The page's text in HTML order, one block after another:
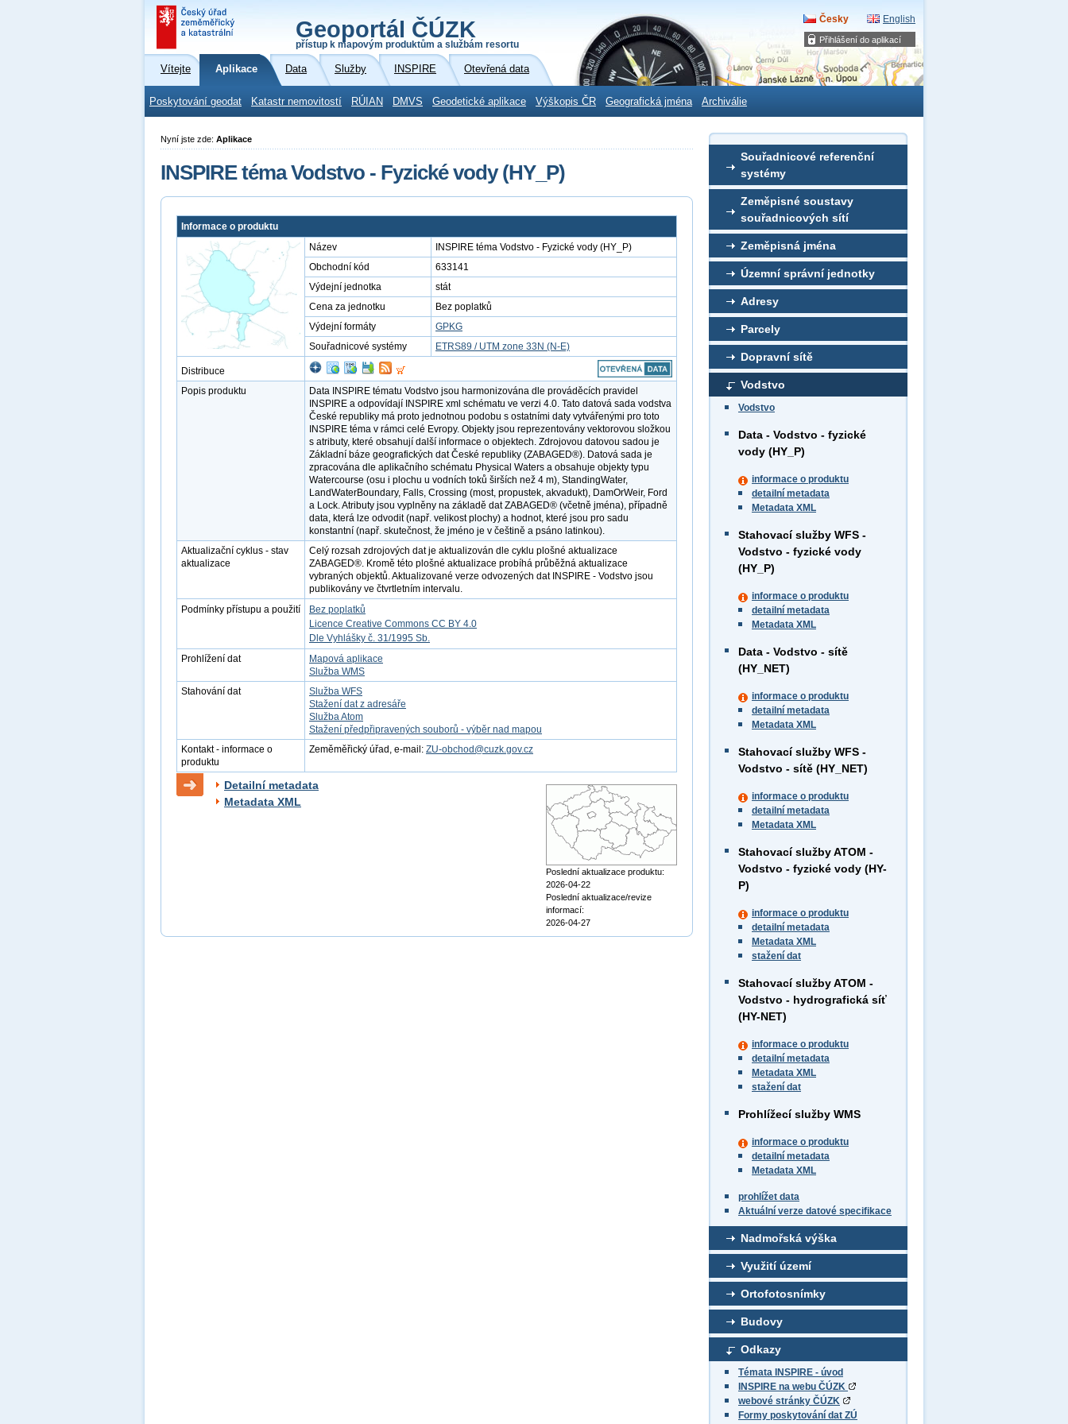
Přihlášení do aplikací
Geoportál ČÚZK
přístup k mapovým produktům a službám resortu
Česky English
Vítejte Aplikace Data Služby INSPIRE Otevřená data
Poskytování geodat Katastr nemovitostí RÚIAN DMVS Geodetické aplikace Výškopis ČR Geografická jména Archiválie
Souřadnicové referenční
systémy
Zeměpisné soustavy
souřadnicových sítí
Zeměpisná jména
Územní správní jednotky
Adresy
Parcely
Dopravní sítě
Vodstvo
Vodstvo
Data - Vodstvo - fyzické
vody (HY_P)
informace o produktu
detailní metadata
Metadata XML
Stahovací služby WFS -
Vodstvo - fyzické vody
(HY_P)
informace o produktu
detailní metadata
Metadata XML
Data - Vodstvo - sítě
(HY_NET)
informace o produktu
detailní metadata
Metadata XML
Stahovací služby WFS -
Vodstvo - sítě (HY_NET)
informace o produktu
detailní metadata
Metadata XML
Stahovací služby ATOM -
Vodstvo - fyzické vody (HY-
P)
informace o produktu
detailní metadata
Metadata XML
stažení dat
Stahovací služby ATOM -
Vodstvo - hydrografická síť
(HY-NET)
informace o produktu
detailní metadata
Metadata XML
stažení dat
Prohlížecí služby WMS
informace o produktu
detailní metadata
Metadata XML
prohlížet data
Aktuální verze datové specifikace
Nadmořská výška
Využití území
Ortofotosnímky
Budovy
Odkazy
Témata INSPIRE - úvod
INSPIRE na webu ČÚZK
webové stránky ČÚZK
Formy poskytování dat ZÚ
Nyní jste zde: Aplikace
INSPIRE téma Vodstvo - Fyzické vody (HY_P)
Informace o produktu
Název
INSPIRE téma Vodstvo - Fyzické vody (HY_P)
Obchodní kód
633141
Výdejní jednotka
stát
Cena za jednotku
Bez poplatků
Výdejní formáty
GPKG
Souřadnicové systémy
ETRS89 / UTM zone 33N (N-E)
Distribuce
Popis produktu
Data INSPIRE tématu Vodstvo jsou harmonizována dle prováděcích pravidel
INSPIRE a odpovídají INSPIRE xml schématu ve verzi 4.0. Tato datová sada vodstva
České republiky má proto jednotnou podobu s ostatními daty vytvářenými pro toto
INSPIRE téma v rámci celé Evropy. Objekty jsou reprezentovány vektorovou složkou
s atributy, které obsahují další informace o objektech. Zdrojovou datovou sadou je
Základní báze geografických dat České republiky (ZABAGED®). Datová sada je
zpracována dle aplikačního schématu Physical Waters a obsahuje objekty typu
Watercourse (osu i plochu u vodních toků širších než 4 m), StandingWater,
LandWaterBoundary, Falls, Crossing (most, propustek, akvadukt), DamOrWeir, Ford
a Lock. Atributy jsou vyplněny na základě dat ZABAGED® (včetně jména), případně
data, která lze odvodit (např. velikost plochy) a hodnot, které jsou pro sadu
konstantní (např. skutečnost, že jméno je v češtině a psáno latinkou).
Aktualizační cyklus - stav
aktualizace
Celý rozsah zdrojových dat je aktualizován dle cyklu plošné aktualizace
ZABAGED®. Kromě této plošné aktualizace probíhá průběžná aktualizace
vybraných objektů. Aktualizované verze odvozených dat INSPIRE - Vodstvo jsou
publikovány ve čtvrtletním intervalu.
Podmínky přístupu a použití
Bez poplatků
Licence Creative Commons CC BY 4.0
Dle Vyhlášky č. 31/1995 Sb.
Prohlížení dat
Mapová aplikace
Služba WMS
Stahování dat
Služba WFS
Stažení dat z adresáře
Služba Atom
Stažení předpřipravených souborů - výběr nad mapou
Kontakt - informace o
produktu
Zeměměřický úřad, e-mail: ZU-obchod@cuzk.gov.cz
Detailní metadata
Metadata XML
Poslední aktualizace produktu:
2026-04-22
Poslední aktualizace/revize
informací:
2026-04-27